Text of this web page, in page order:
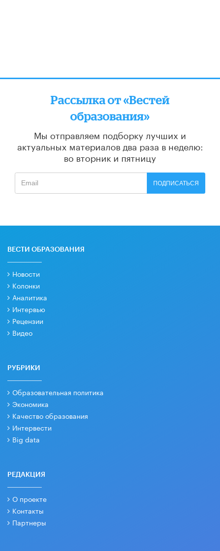
Рассылка от «Вестей
образования»
Мы отправляем подборку лучших и
актуальных материалов два раза в неделю:
во вторник и пятницу
ПОДПИСАТЬСЯ
ВЕСТИ ОБРАЗОВАНИЯ
Новости
Колонки
Аналитика
Интервью
Рецензии
Видео
РУБРИКИ
Образовательная политика
Экономика
Качество образования
Интервести
Big data
РЕДАКЦИЯ
О проекте
Контакты
Партнеры